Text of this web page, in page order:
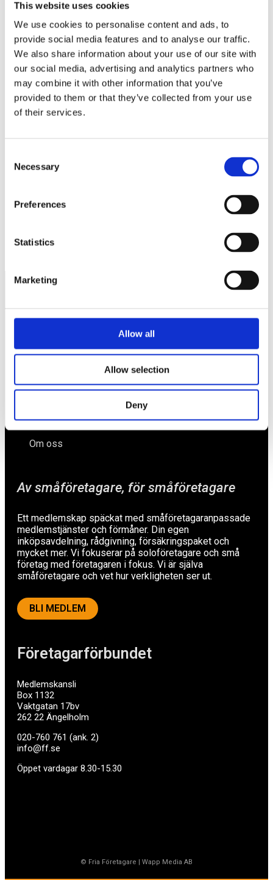
This website uses cookies
We use cookies to personalise content and ads, to
provide social media features and to analyse our traffic.
We also share information about your use of our site with
our social media, advertising and analytics partners who
may combine it with other information that you’ve
provided to them or that they’ve collected from your use
of their services.
Selection
Necessary
Preferences
Statistics
Marketing
Allow all
Allow selection
Deny
E-postadress*
Tio gånger högre elkostnad för Mat- & Chokladstudion
Företagarförbundet
Medlemskansli
Box 1132
Vaktgatan 17bv
262 22 Ängelholm
020-760 761 (ank. 2)
info@ff.se
Öppet vardagar 8.30-15.30
Av småföretagare, för småföretagare
Ett medlemskap späckat med småföretagaranpassade
medlemstjänster och förmåner. Din egen
inköpsavdelning, rådgivning, försäkringspaket och
mycket mer. Vi fokuserar på soloföretagare och små
företag med företagaren i fokus. Vi är själva
småföretagare och vet hur verkligheten ser ut.
BLI MEDLEM
Försäkringar
Nyheter
Om oss
© Fria Företagare | Wapp Media AB